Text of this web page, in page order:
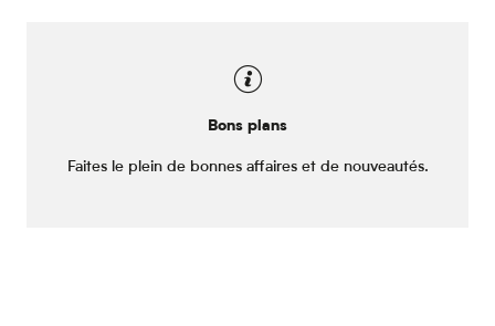
Bons plans
Faites le plein de bonnes affaires et de nouveautés.